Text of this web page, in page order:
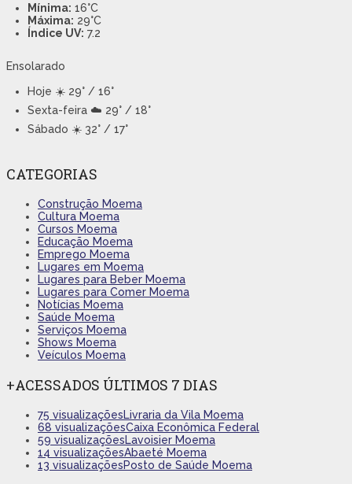
Mínima: 16°C
Máxima: 29°C
Índice UV: 7.2
Ensolarado
Hoje ☀️ 29° / 16°
Sexta-feira ☁️ 29° / 18°
Sábado ☀️ 32° / 17°
CATEGORIAS
Construção Moema
Cultura Moema
Cursos Moema
Educação Moema
Emprego Moema
Lugares em Moema
Lugares para Beber Moema
Lugares para Comer Moema
Notícias Moema
Saúde Moema
Serviços Moema
Shows Moema
Veículos Moema
+ACESSADOS ÚLTIMOS 7 DIAS
75 visualizaçõesLivraria da Vila Moema
68 visualizaçõesCaixa Econômica Federal
59 visualizaçõesLavoisier Moema
14 visualizaçõesAbaeté Moema
13 visualizaçõesPosto de Saúde Moema